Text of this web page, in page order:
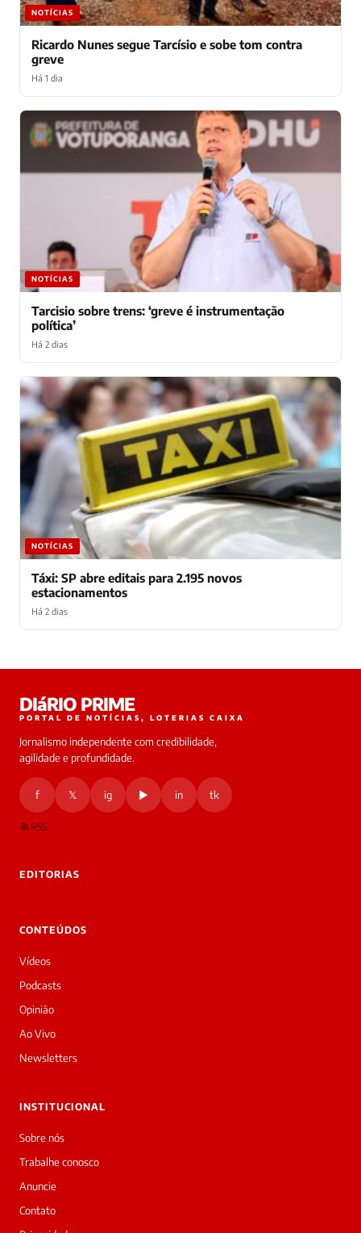
NOTÍCIAS
Ricardo Nunes segue Tarcísio e sobe tom contra
greve
Há 1 dia
NOTÍCIAS
Tarcisio sobre trens: ‘greve é instrumentação
política’
Há 2 dias
NOTÍCIAS
Táxi: SP abre editais para 2.195 novos
estacionamentos
Há 2 dias
online
Bom
dia!
Sou
a
daqui
do
Prime.
Redação
acabou
de
cobrir
essa
matéria
—
e
DIáRIO PRIME
PORTAL DE NOTÍCIAS, LOTERIAS CAIXA
Jornalismo independente com credibilidade,
agilidade e profundidade.
f 𝕏 ig ▶ in tk
RSS
EDITORIAS
CONTEÚDOS
Vídeos
Podcasts
Opinião
Ao Vivo
Newsletters
INSTITUCIONAL
Sobre nós
Trabalhe conosco
Anuncie
Contato